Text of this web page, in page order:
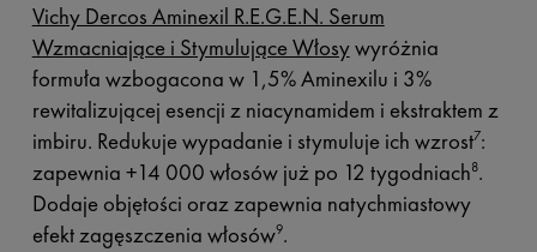
Vichy Dercos Aminexil R.E.G.E.N. Serum
Wzmacniające i Stymulujące Włosywyróżnia
formuła wzbogacona w 1,5% Aminexilu i 3%
rewitalizującej esencji z niacynamidem i ekstraktem z
imbiru. Redukuje wypadanie i stymuluje ich wzrost7:
zapewnia +14 000 włosów już po 12 tygodniach8.
Dodaje objętości oraz zapewnia natychmiastowy
efekt zagęszczenia włosów9.